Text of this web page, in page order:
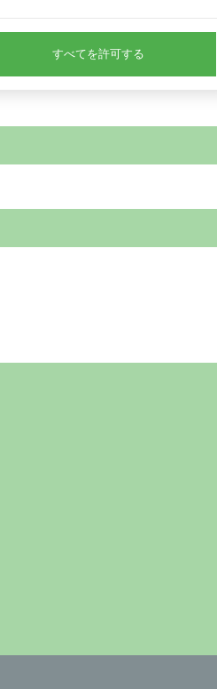
すべてを許可する